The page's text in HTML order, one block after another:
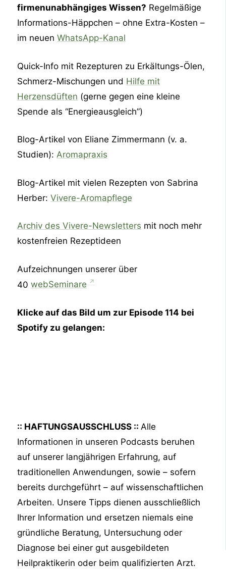
firmenunabhängiges Wissen? Regelmäßige
Informations-Häppchen – ohne Extra-Kosten –
im neuen⁠WhatsApp-Kanal⁠
Quick-Info mit Rezepturen zu Erkältungs-Ölen,
Schmerz-Mischungen und ⁠Hilfe mit
Herzensdüften⁠ (gerne gegen eine kleine
Spende als “Energieausgleich”)
Blog-Artikel von Eliane Zimmermann (v. a.
Studien):⁠Aromapraxis⁠
Blog-Artikel mit vielen Rezepten von Sabrina
Herber:⁠Vivere-Aromapflege⁠
⁠Archiv des Vivere-Newsletters⁠ mit noch mehr
kostenfreien Rezeptideen
Aufzeichnungen unserer über
40⁠webSeminare⁠
Klicke auf das Bild um zur Episode 114 bei
Spotify zu gelangen:
:: HAFTUNGSAUSSCHLUSS ::Alle
Informationen in unseren Podcasts beruhen
auf unserer langjährigen Erfahrung, auf
traditionellen Anwendungen, sowie – sofern
bereits durchgeführt – auf wissenschaftlichen
Arbeiten. Unsere Tipps dienen ausschließlich
Ihrer Information und ersetzen niemals eine
gründliche Beratung, Untersuchung oder
Diagnose bei einer gut ausgebildeten
Heilpraktikerin oder beim qualifizierten Arzt.